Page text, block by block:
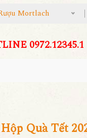
Mortlach
0972.12345.1
Quà Tết